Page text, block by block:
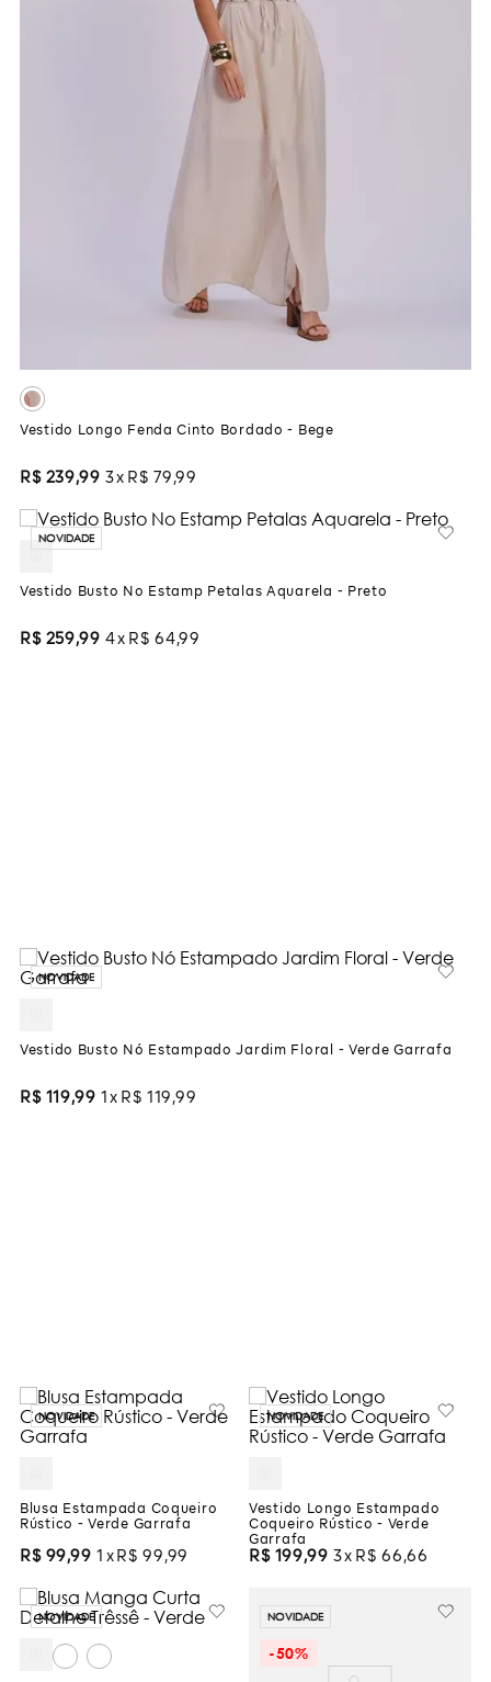
Vestido Longo Fenda Cinto Bordado - Bege
R$ 239,99 3 R$ 79 ,99
NOVIDADE
Vestido Busto No Estamp Petalas Aquarela - Preto
R$ 259,99 4 R$ 64,99
NOVIDADE
Vestido Busto Nó Estampado Jardim Floral - Verde Garrafa
R$ 119,99 1 R$ 119 ,99
NOVIDADE
Blusa Estampada Coqueiro
Rústico - Verde Garrafa
R$ 99,99 1 R$ 99 ,99
NOVIDADE
Vestido Longo Estampado
Coqueiro Rústico - Verde
Garrafa
R$ 199,99 3 R$ 66 ,66
NOVIDADE NOVIDADE
-50%